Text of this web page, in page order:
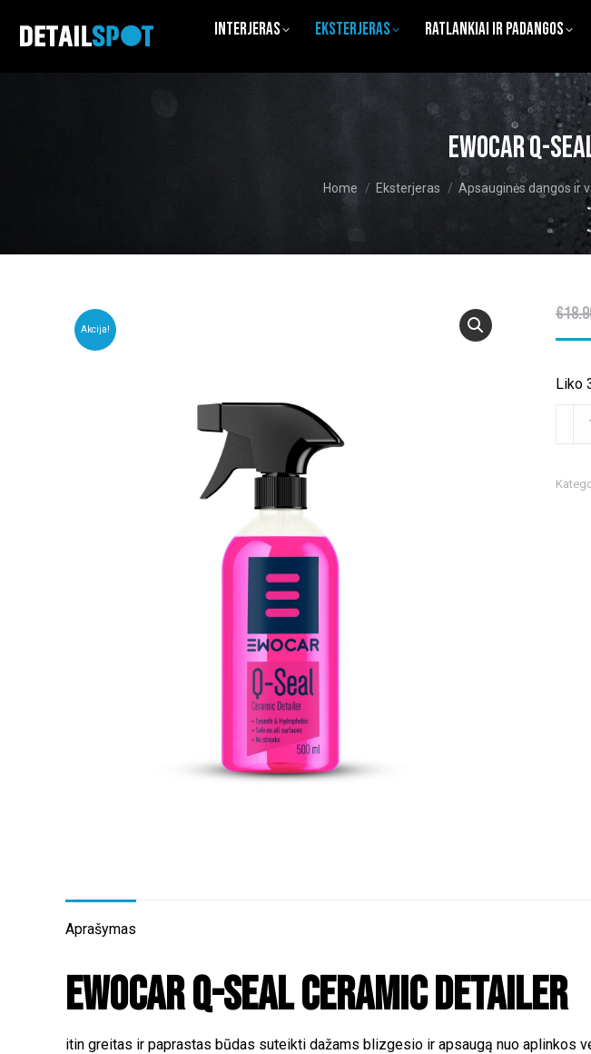
Interjeras Eksterjeras Ratlankiai ir Padangos
Ewocar Q-
You are here:
Home Eksterjeras Apsauginės dangos ir
Akcija!
€
Liko
Q-
Aprašymas
Ewocar Q-SEAL Ceramic Detailer
itin greitas ir paprastas būdas suteikti dažams blizgesio ir apsaugą nuo aplinkos